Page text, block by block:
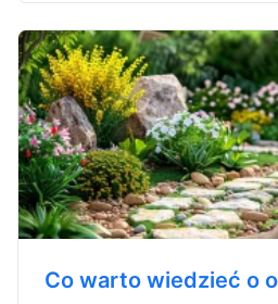
Co warto wiedzieć o